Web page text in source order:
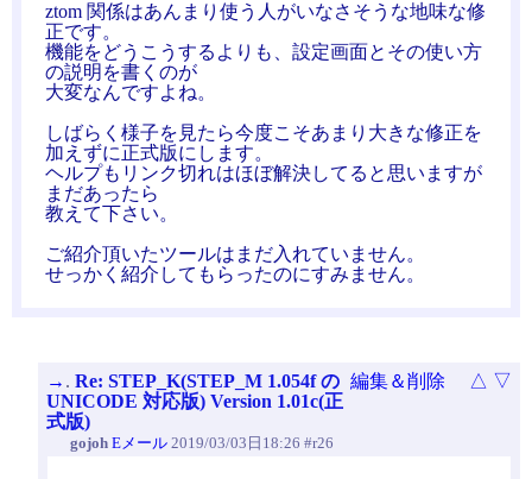
ztom 関係はあんまり使う人がいなさそうな地味な修
正です。
機能をどうこうするよりも、設定画面とその使い方
の説明を書くのが
大変なんですよね。
しばらく様子を見たら今度こそあまり大きな修正を
加えずに正式版にします。
ヘルプもリンク切れはほぼ解決してると思いますが
まだあったら
教えて下さい。
ご紹介頂いたツールはまだ入れていません。
せっかく紹介してもらったのにすみません。
→ . Re: STEP_K(STEP_M 1.054f の
UNICODE 対応版) Version 1.01c(正
式版)
gojoh Eメール 2019/03/03日18:26 #r26
編集＆削除 △ ▽